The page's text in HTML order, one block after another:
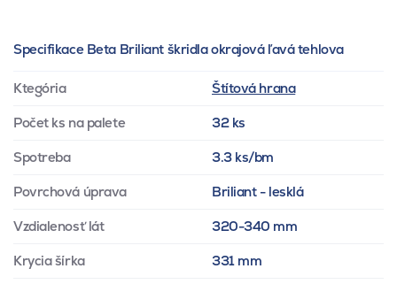
Specifikace Beta Briliant škridla okrajová ľavá tehlova
Ktegória Štítová hrana
Počet ks na palete 32 ks
Spotreba 3.3 ks/bm
Povrchová úprava Briliant - lesklá
Vzdialenosť lát 320-340 mm
Krycia šírka 331 mm